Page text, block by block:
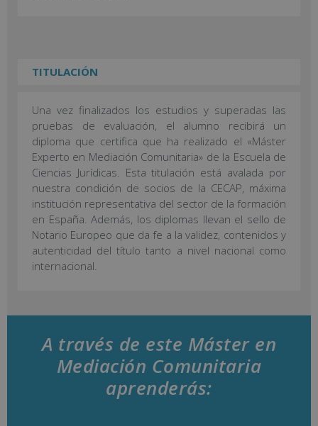
TITULACIÓN
Una vez finalizados los estudios y superadas las
pruebas de evaluación, el alumno recibirá un
diploma que certifica que ha realizado el «Máster
Experto en Mediación Comunitaria» de la Escuela de
Ciencias Jurídicas. Esta titulación está avalada por
nuestra condición de socios de la CECAP, máxima
institución representativa del sector de la formación
en España. Además, los diplomas llevan el sello de
Notario Europeo que da fe a la validez, contenidos y
autenticidad del título tanto a nivel nacional como
internacional.
A través de este Máster en
Mediación Comunitaria
aprenderás: